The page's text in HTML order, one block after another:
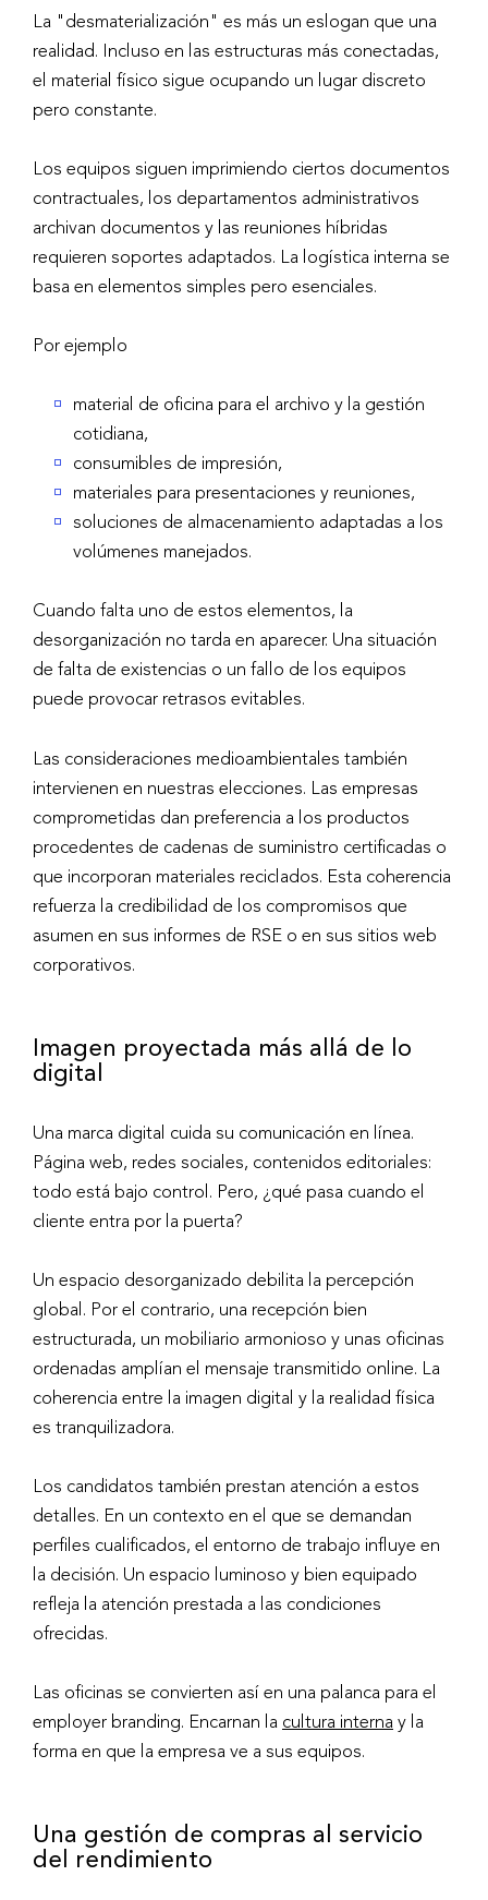
La "desmaterialización" es más un eslogan que una
realidad. Incluso en las estructuras más conectadas,
el material físico sigue ocupando un lugar discreto
pero constante.
Los equipos siguen imprimiendo ciertos documentos
contractuales, los departamentos administrativos
archivan documentos y las reuniones híbridas
requieren soportes adaptados. La logística interna se
basa en elementos simples pero esenciales.
Por ejemplo
material de oficina para el archivo y la gestión
cotidiana,
consumibles de impresión,
materiales para presentaciones y reuniones,
soluciones de almacenamiento adaptadas a los
volúmenes manejados.
Cuando falta uno de estos elementos, la
desorganización no tarda en aparecer. Una situación
de falta de existencias o un fallo de los equipos
puede provocar retrasos evitables.
Las consideraciones medioambientales también
intervienen en nuestras elecciones. Las empresas
comprometidas dan preferencia a los productos
procedentes de cadenas de suministro certificadas o
que incorporan materiales reciclados. Esta coherencia
refuerza la credibilidad de los compromisos que
asumen en sus informes de RSE o en sus sitios web
corporativos.
Imagen proyectada más allá de lo
digital
Una marca digital cuida su comunicación en línea.
Página web, redes sociales, contenidos editoriales:
todo está bajo control. Pero, ¿qué pasa cuando el
cliente entra por la puerta?
Un espacio desorganizado debilita la percepción
global. Por el contrario, una recepción bien
estructurada, un mobiliario armonioso y unas oficinas
ordenadas amplían el mensaje transmitido online. La
coherencia entre la imagen digital y la realidad física
es tranquilizadora.
Los candidatos también prestan atención a estos
detalles. En un contexto en el que se demandan
perfiles cualificados, el entorno de trabajo influye en
la decisión. Un espacio luminoso y bien equipado
refleja la atención prestada a las condiciones
ofrecidas.
Las oficinas se convierten así en una palanca para el
employer branding. Encarnan la cultura interna y la
forma en que la empresa ve a sus equipos.
Una gestión de compras al servicio
del rendimiento